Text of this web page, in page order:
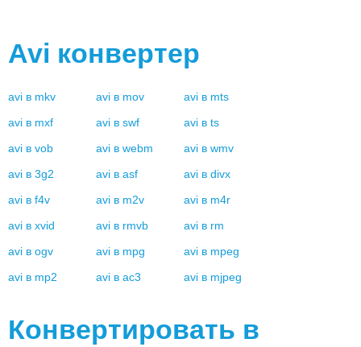
Avi конвертер
avi в mkv avi в mov avi в mts
avi в mxf avi в swf avi в ts
avi в vob avi в webm avi в wmv
avi в 3g2 avi в asf avi в divx
avi в f4v avi в m2v avi в m4r
avi в xvid avi в rmvb avi в rm
avi в ogv avi в mpg avi в mpeg
avi в mp2 avi в ac3 avi в mjpeg
Конвертировать в